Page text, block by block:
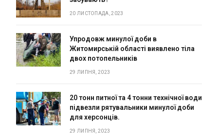
20 ЛИСТОПАДА, 2023
Упродовж минулої доби в
Житомирській області виявлено тіла
двох потопельників
29 ЛИПНЯ, 2023
20 тонн питної та 4 тонни технічної води
підвезли рятувальники минулої доби
для херсонців.
29 ЛИПНЯ, 2023